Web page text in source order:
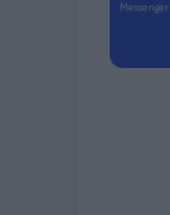
Messenger